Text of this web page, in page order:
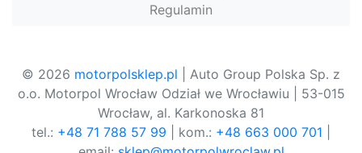
Regulamin
© 2026 motorpolsklep.pl | Auto Group Polska Sp. z
o.o. Motorpol Wrocław Odział we Wrocławiu | 53-015
Wrocław, al. Karkonoska 81
tel.: +48 71 788 57 99 | kom.: +48 663 000 701